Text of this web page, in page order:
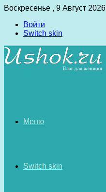
Воскресенье , 9 Август 2026
Войти
Switch skin
Меню
Switch skin